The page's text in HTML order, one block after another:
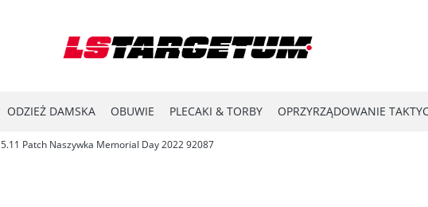
ODZIEŻ DAMSKA OBUWIE PLECAKI & TORBY OPRZYRZĄDOWANIE
5.11 Patch Naszywka Memorial Day 2022 92087